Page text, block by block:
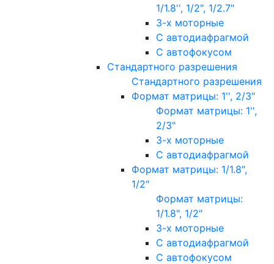
1/1.8'', 1/2", 1/2.7"
3-х моторные
С автодиафрагмой
С автофокусом
Стандартного разрешения
Стандартного разрешения
Формат матрицы: 1'', 2/3"
Формат матрицы: 1'',
2/3"
3-х моторные
С автодиафрагмой
Формат матрицы: 1/1.8",
1/2"
Формат матрицы:
1/1.8", 1/2"
3-х моторные
С автодиафрагмой
С автофокусом